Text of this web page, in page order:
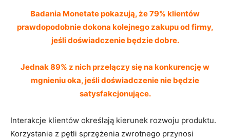
Badania Monetatepokazują, że 79% klientów
prawdopodobnie dokona kolejnego zakupu od firmy,
jeśli doświadczenie będzie dobre.
Jednak 89% z nich przełączy się na konkurencję w
mgnieniu oka, jeśli doświadczenie nie będzie
satysfakcjonujące.
Interakcje klientów określają kierunek rozwoju produktu.
Korzystanie z pętli sprzężenia zwrotnego przynosi